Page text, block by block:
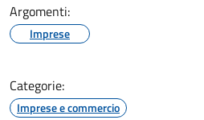
Argomenti:
Imprese
Categorie:
Imprese e commercio